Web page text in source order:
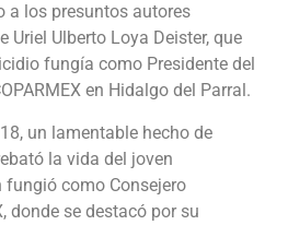
a los presuntos autores
Uriel Ulberto Loya Deister, que
fungía como Presidente del
en Hidalgo del Parral.
un lamentable hecho de
la vida del joven
fungió como Consejero
donde se destacó por su